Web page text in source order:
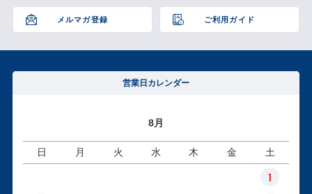
メルマガ登録 ご利用ガイド
へ
営業日カレンダー
8月
日 月 火 水 木 金 土
1